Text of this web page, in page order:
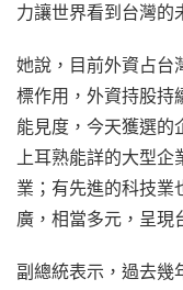
力讓世界看到台灣的
她說，目前外資占台
標作用，外資持股持
能見度，今天獲選的
上耳熟能詳的大型企
業；有先進的科技業
廣，相當多元，呈現
副總統表示，過去幾